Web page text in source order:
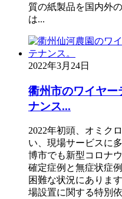
質の紙製品を国内外
は...
2022年3月24日
衢州市のワイヤー
ナンス...
2022年初頭、オミク
い、現場サービスに
博市でも新型コロナ
確定症例と無症状症
困難な状況にありま
場設置に関する特別